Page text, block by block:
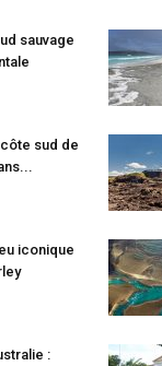
sauvage
côte sud de
iconique
: